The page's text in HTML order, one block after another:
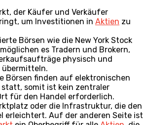
der Käufer und Verkäufer
um Investitionen in Aktien zu
Börsen wie die New York Stock
es Tradern und Brokern,
physisch und
Börsen finden auf elektronischen
somit ist kein zentraler
für den Handel erforderlich.
oder die Infrastruktur, die den
erleichtert. Auf der anderen Seite ist